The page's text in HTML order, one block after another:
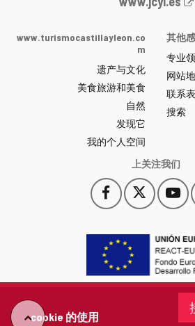
cookie 的使用
y
León
网
站
门
户
-
www.turismocastillayleon.co
m
遗产与文化
美食旅游和美食
自然
发现它
我的个人空间
其他
专业
网站
联系表
搜索
上关注我们
Facebook
此
链
会
打
开
一
此
链
一
此
链
会
打
开
一
个
"回